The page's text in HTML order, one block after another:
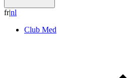
fr|nl
Club Med